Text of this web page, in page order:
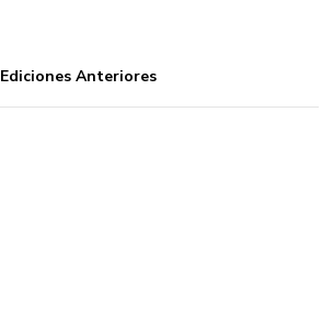
Ediciones Anteriores